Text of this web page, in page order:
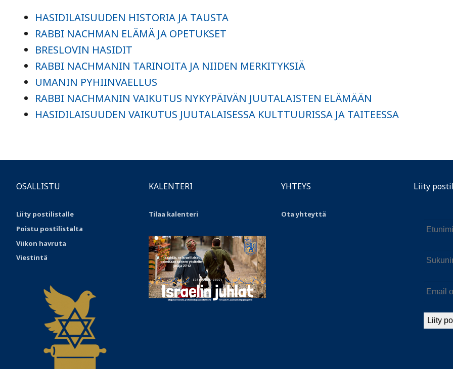
HASIDILAISUUDEN HISTORIA JA TAUSTA
RABBI NACHMAN ELÄMÄ JA OPETUKSET
BRESLOVIN HASIDIT
RABBI NACHMANIN TARINOITA JA NIIDEN MERKITYKSIÄ
UMANIN PYHIINVAELLUS
RABBI NACHMANIN VAIKUTUS NYKYPÄIVÄN JUUTALAISTEN ELÄMÄÄN
HASIDILAISUUDEN VAIKUTUS JUUTALAISESSA KULTTUURISSA JA TAITEESSA
OSALLISTU
Liity postilistalle
Poistu postilistalta
Viikon havruta
Viestintä
KALENTERI
Tilaa kalenteri
YHTEYS
Ota yhteyttä
Liity